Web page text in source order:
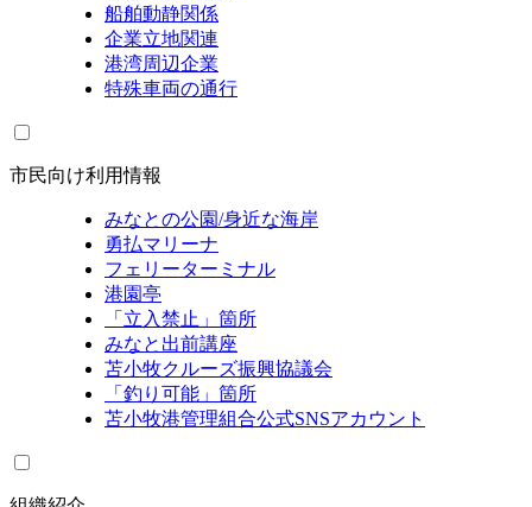
船舶動静関係
企業立地関連
港湾周辺企業
特殊車両の通行
市民向け利用情報
みなとの公園/身近な海岸
勇払マリーナ
フェリーターミナル
港園亭
「立入禁止」箇所
みなと出前講座
苫小牧クルーズ振興協議会
「釣り可能」箇所
苫小牧港管理組合公式SNSアカウント